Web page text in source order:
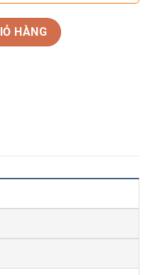
Reserva (Red –
HÀNG